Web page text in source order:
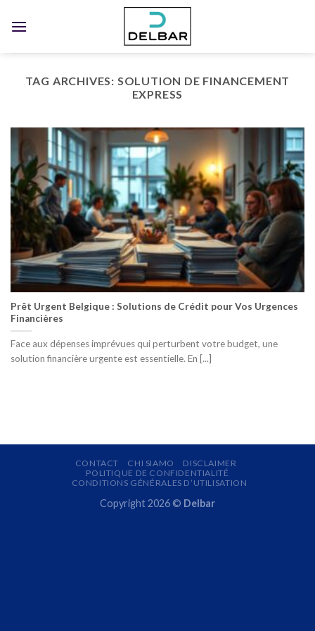
TAG ARCHIVES: SOLUTION DE FINANCEMENT
EXPRESS
Prêt Urgent Belgique : Solutions de Crédit pour Vos Urgences
Financières
Face aux dépenses imprévues qui perturbent votre budget, une
solution financière urgente est essentielle. En [...]
CONTACT CHI SIAMO
DISCLAIMER
POLITIQUE DE CONFIDENTIALITÉ
CONDITIONS GÉNÉRALES D’UTILISATION
Copyright 2026 © Delbar